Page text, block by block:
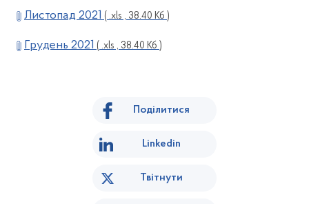
Листопад 2021 ( .xls , 38.40 Кб )
Грудень 2021 ( .xls , 38.40 Кб )
Поділитися
Linkedin
Твітнути